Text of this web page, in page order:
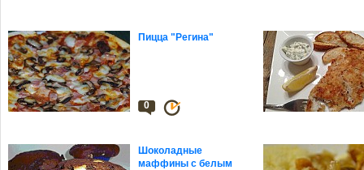
Пицца "Регина"
0
Шоколадные
маффины с белым